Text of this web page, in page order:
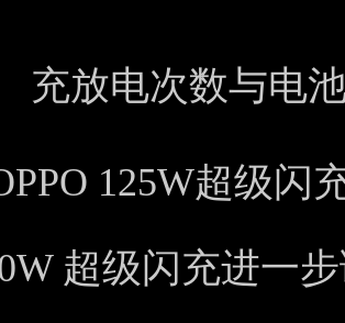
充放电次数与电
125W超级闪
超级闪充进一